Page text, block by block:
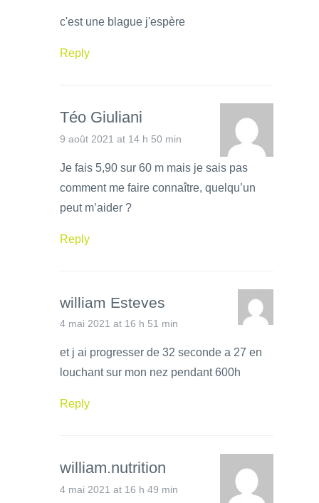
c'est une blague j'espère
Reply
Téo Giuliani
9 août 2021 at 14 h 50 min
Je fais 5,90 sur 60 m mais je sais pas
comment me faire connaître, quelqu’un
peut m’aider ?
Reply
william Esteves
4 mai 2021 at 16 h 51 min
et j ai progresser de 32 seconde a 27 en
louchant sur mon nez pendant 600h
Reply
william.nutrition
4 mai 2021 at 16 h 49 min